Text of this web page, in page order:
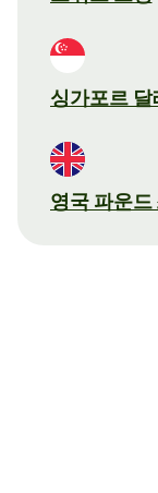
싱가포르 달
영국 파운드